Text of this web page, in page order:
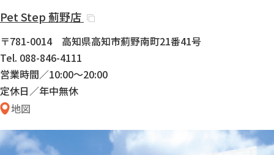
Pet Step薊野店
〒781-0014 高知県高知市薊野南町21番41号
Tel. 088-846-4111
営業時間／10:00〜20:00
定休日／年中無休
地図